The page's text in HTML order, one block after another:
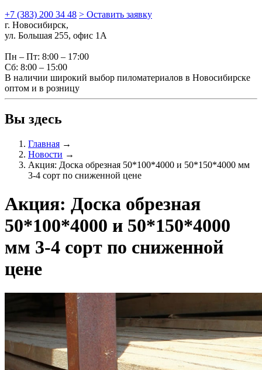
+7 (383) 200 34 48 > Оставить заявку
г. Новосибирск,
ул. Большая 255, офис 1А
Пн – Пт: 8:00 – 17:00
Сб: 8:00 – 15:00
В наличии широкий выбор пиломатериалов в Новосибирске
оптом и в розницу
Вы здесь
Главная →
Новости →
Акция: Доска обрезная 50*100*4000 и 50*150*4000 мм
3-4 сорт по сниженной цене
Акция: Доска обрезная
50*100*4000 и 50*150*4000
мм 3-4 сорт по сниженной
цене